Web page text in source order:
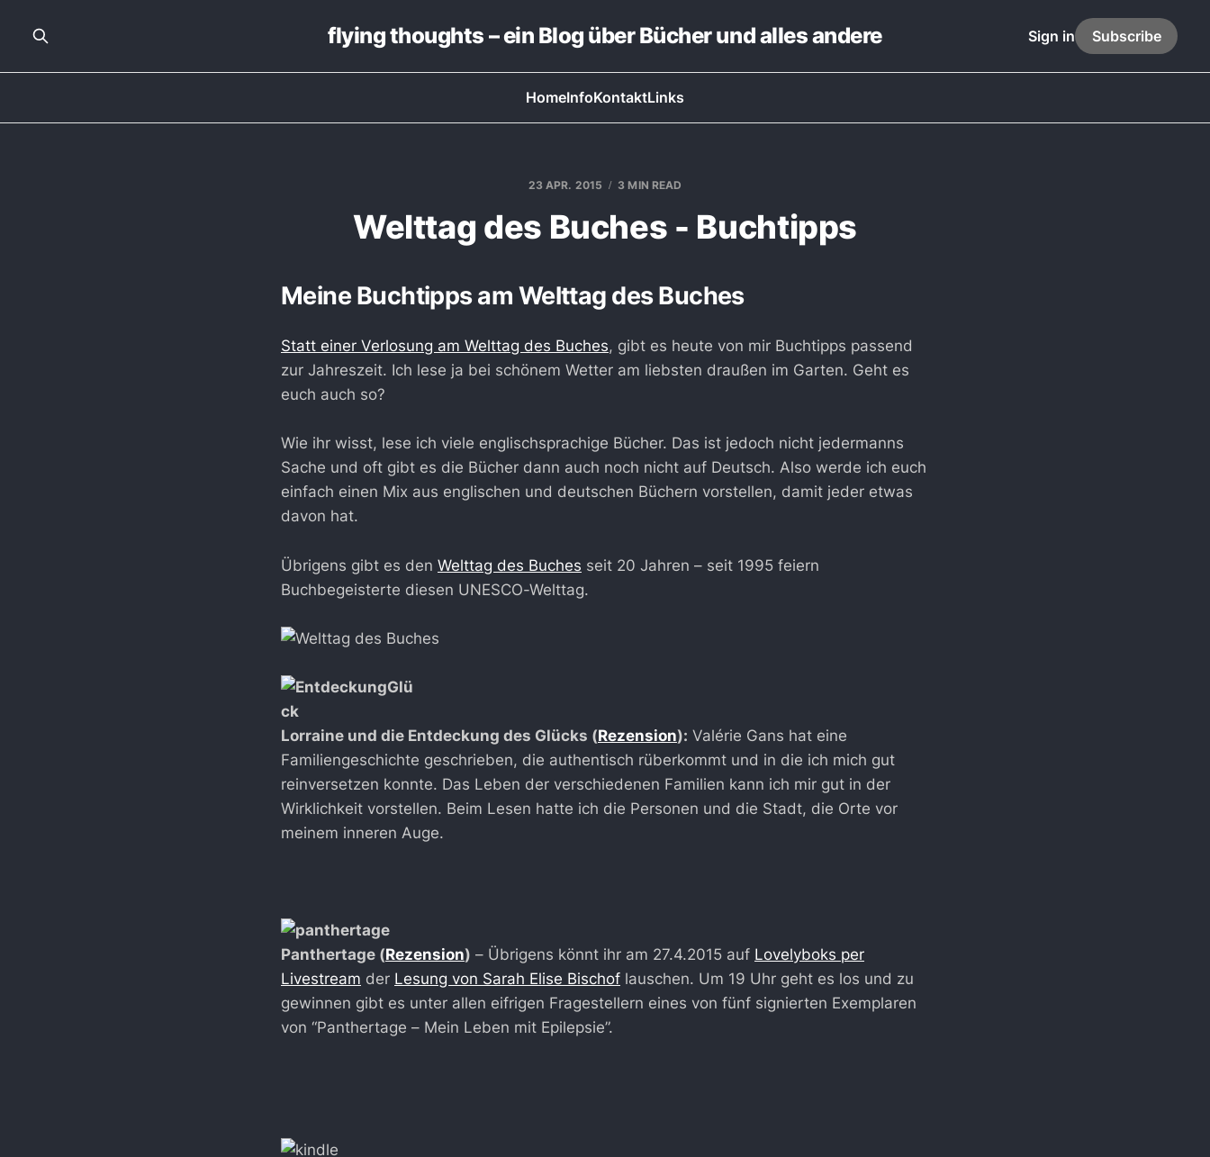
flying thoughts – ein Blog über Bücher und alles andere
HomeInfoKontaktLinks
Sign in Subscribe
23 APR. 2015 3 MIN READ
Welttag des Buches - Buchtipps
Meine Buchtipps am Welttag des Buches
Statt einer Verlosung am Welttag des Buches, gibt es heute von mir Buchtipps passend
zur Jahreszeit. Ich lese ja bei schönem Wetter am liebsten draußen im Garten. Geht es
euch auch so?
Wie ihr wisst, lese ich viele englischsprachige Bücher. Das ist jedoch nicht jedermanns
Sache und oft gibt es die Bücher dann auch noch nicht auf Deutsch. Also werde ich euch
einfach einen Mix aus englischen und deutschen Büchern vorstellen, damit jeder etwas
davon hat.
Übrigens gibt es den Welttag des Buches seit 20 Jahren – seit 1995 feiern
Buchbegeisterte diesen UNESCO-Welttag.
Lorraine und die Entdeckung des Glücks (Rezension): Valérie Gans hat eine
Familiengeschichte geschrieben, die authentisch rüberkommt und in die ich mich gut
reinversetzen konnte. Das Leben der verschiedenen Familien kann ich mir gut in der
Wirklichkeit vorstellen. Beim Lesen hatte ich die Personen und die Stadt, die Orte vor
meinem inneren Auge.
Panthertage (Rezension) – Übrigens könnt ihr am 27.4.2015 auf Lovelyboks per
Livestream der Lesung von Sarah Elise Bischof lauschen. Um 19 Uhr geht es los und zu
gewinnen gibt es unter allen eifrigen Fragestellern eines von fünf signierten Exemplaren
von “Panthertage – Mein Leben mit Epilepsie”.